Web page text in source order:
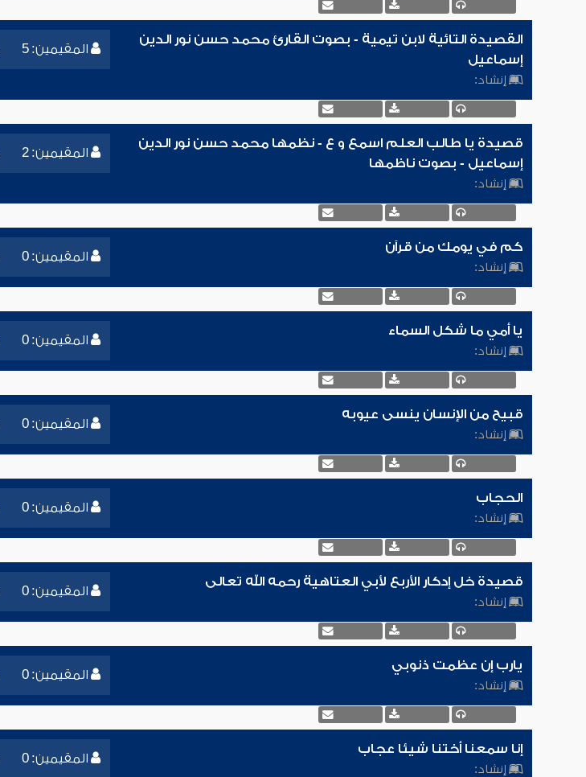
المقيمين: 5
القصيدة التائية لابن تيمية - بصوت القارئ محمد حسن نور الدين
إسماعيل
إنشاد:
المقيمين: 2
قصيدة يا طالب العلم اسمع و ع - نظمها محمد حسن نور الدين
إسماعيل - بصوت ناظمها
إنشاد:
المقيمين: 0
كم في يومك من قرآن
إنشاد:
المقيمين: 0
يا أمي ما شكل السماء
إنشاد:
المقيمين: 0
قبيح من الإنسان ينسى عيوبه
إنشاد:
المقيمين: 0
الحجاب
إنشاد:
المقيمين: 0
قصيدة خل إدكار الأربع لأبي العتاهية رحمه الله تعالى
إنشاد:
المقيمين: 0
يارب إن عظمت ذنوبي
إنشاد:
المقيمين: 0
إنا سمعنا أختنا شيئا عجاب
إنشاد: